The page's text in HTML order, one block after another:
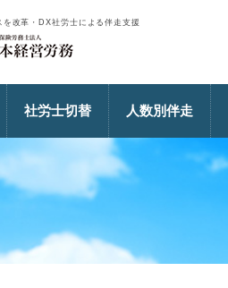
改革・DX社労士による伴走支援
社労士切替 人数別伴走